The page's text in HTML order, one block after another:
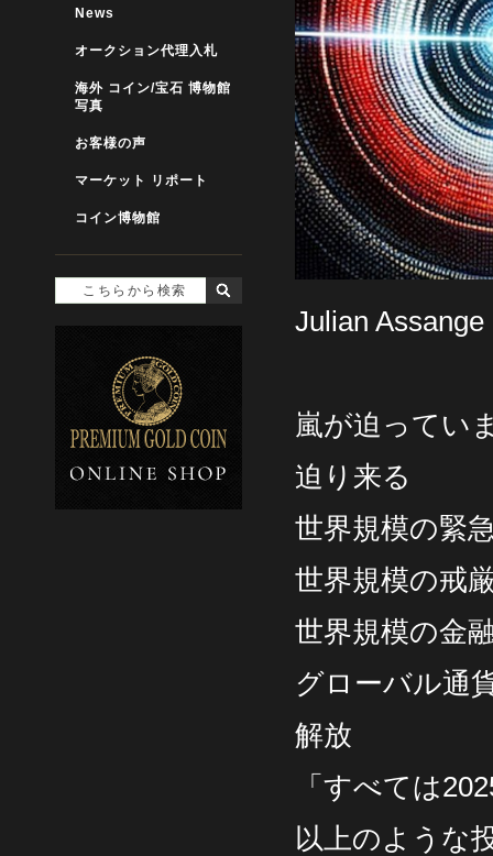
Julian
嵐が迫って
迫り来る
世界規模の緊
世界規模の
世界規模の
グローバル通
解放
「すべては
以上のような
News
オークション代理入札
海外 コイン/宝石 博物館
写真
お客様の声
マーケット リポート
コイン博物館